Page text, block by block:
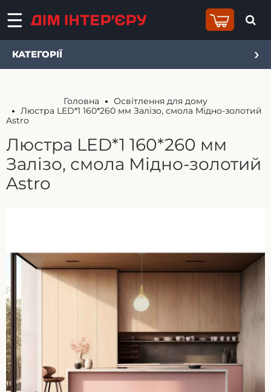
КАТЕГОРІЇ
Головна
Освітлення для дому
Люстра LED*1 160*260 мм Залізо, смола Мідно-золотий
Astro
Люстра LED*1 160*260 мм
Залізо, смола Мідно-золотий
Astro